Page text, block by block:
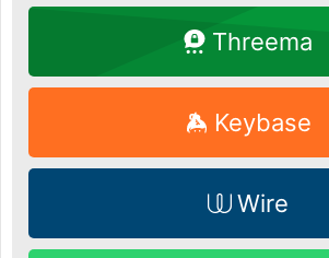
Threema
Keybase
Wire